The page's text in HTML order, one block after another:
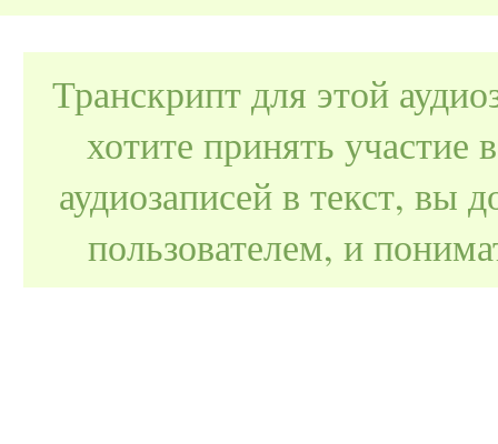
Транскрипт для этой
хотите принять
аудиозаписей в текст, вы
пользователем, и